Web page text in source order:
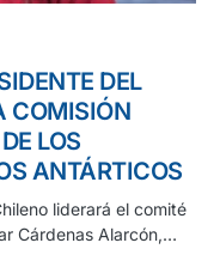
DEL
COMISIÓN
LOS
ANTÁRTICOS
liderará el comité
Cárdenas Alarcón,…